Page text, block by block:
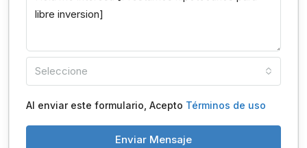
Seleccione
Al enviar este formulario, Acepto Términos de uso
Enviar Mensaje